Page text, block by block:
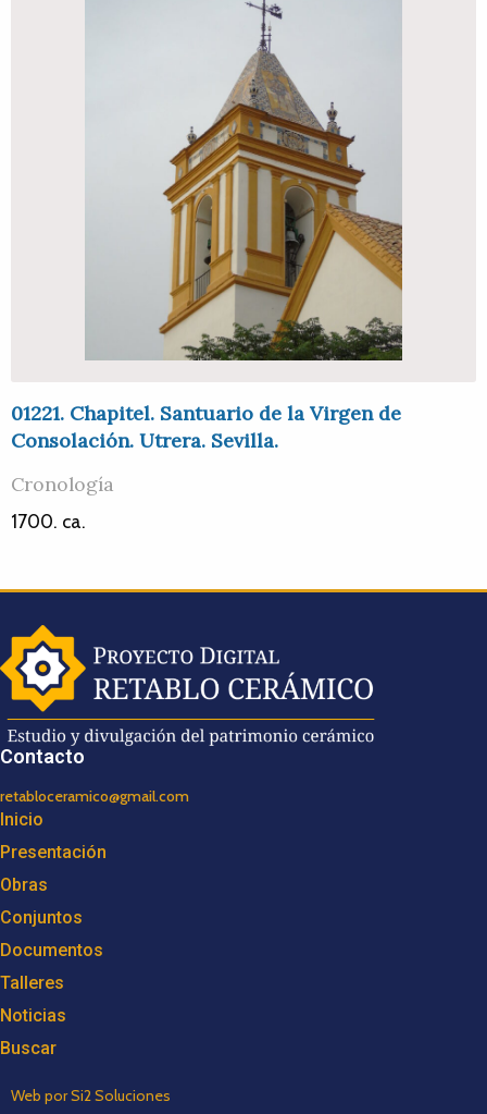
01221. Chapitel. Santuario de la Virgen de
Consolación. Utrera. Sevilla.
Cronología
1700. ca.
Contacto
retabloceramico@gmail.com
Inicio
Presentación
Obras
Conjuntos
Documentos
Talleres
Noticias
Buscar
Web por Si2 Soluciones